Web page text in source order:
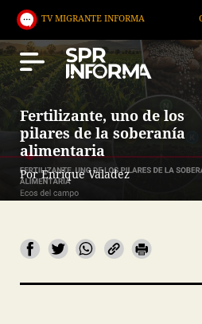
INFORMA OPINIÓN
Fertilizante, uno de los
pilares de la soberanía
alimentaria
Por Enrique Valadez